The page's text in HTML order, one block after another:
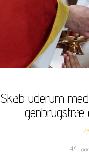
Skab uderum
genbrugstræ
Af